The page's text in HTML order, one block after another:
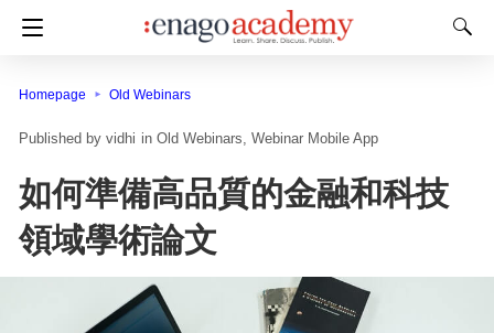
Homepage Old Webinars
vidhi in Old Webinars Webinar Mobile App
如何準備高品質的金融和科技
領域學術論文